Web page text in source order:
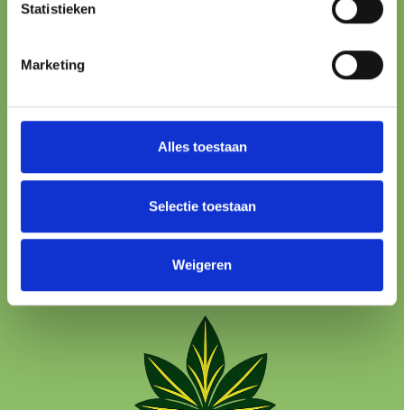
Statistieken
Marketing
Alles toestaan
Selectie toestaan
Weigeren
All major methods
We’re here to help
100% SAFE
Protected checkout